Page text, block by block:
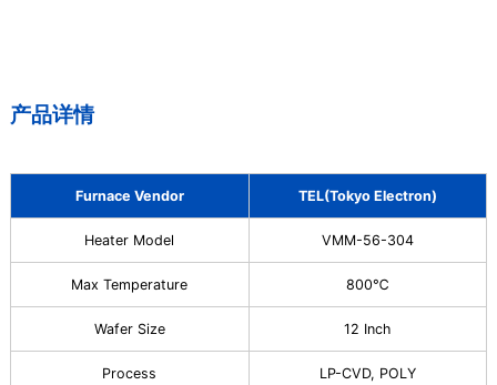
产品详情
Furnace Vendor TEL(Tokyo Electron)
Heater Model VMM-56-304
Max Temperature 800℃
Wafer Size 12 Inch
Process LP-CVD, POLY